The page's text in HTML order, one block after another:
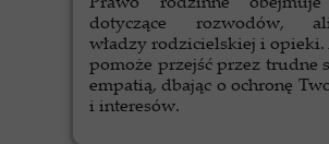
dotyczące rozwodów,
władzy rodzicielskiej i
pomoże przejść przez trudne
empatią, dbając o ochronę
i interesów.